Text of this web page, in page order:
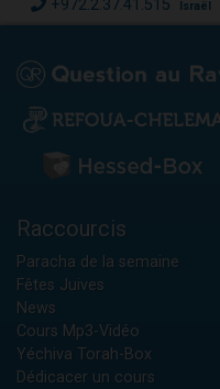
+972.2.37.41.515 Israël
Raccourcis
Paracha de la semaine
Fêtes Juives
News
Cours Mp3-Vidéo
Yéchiva Torah-Box
Dédicacer un cours